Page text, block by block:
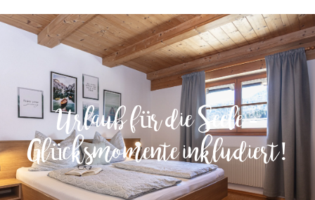
Urlaub für die Seele -
Glücksmomente inkludiert!